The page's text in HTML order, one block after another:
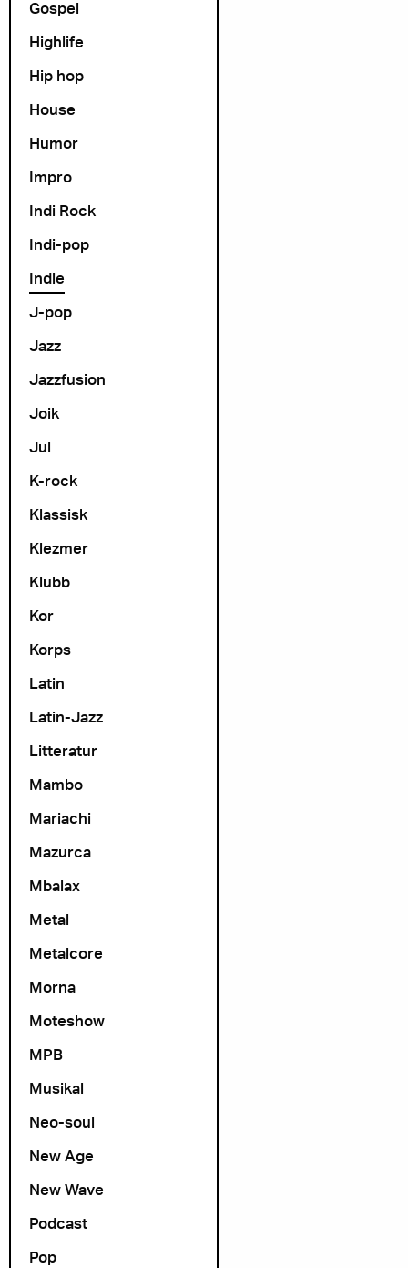
Gospel
Highlife
Hip hop
House
Humor
Impro
Indi Rock
Indi-pop
Indie
J-pop
Jazz
Jazzfusion
Joik
Jul
K-rock
Klassisk
Klezmer
Klubb
Kor
Korps
Latin
Latin-Jazz
Litteratur
Mambo
Mariachi
Mazurca
Mbalax
Metal
Metalcore
Morna
Moteshow
MPB
Musikal
Neo-soul
New Age
New Wave
Podcast
Pop